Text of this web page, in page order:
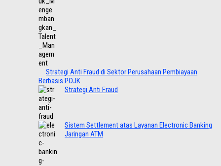
Strategi Anti Fraud di Sektor Perusahaan Pembiayaan
Berbasis POJK
Strategi Anti Fraud
Sistem Settlement atas Layanan Electronic Banking
Jaringan ATM